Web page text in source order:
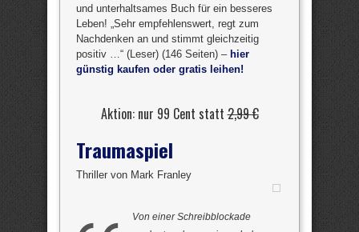
und unterhaltsames Buch für ein besseres
Leben! „Sehr empfehlenswert, regt zum
Nachdenken an und stimmt gleichzeitig
positiv …“ (Leser) (146 Seiten) – hier
günstig kaufen oder gratis leihen!
Aktion: nur 99 Cent statt2,99 €
Traumaspiel
Thriller von Mark Franley
Von einer Schreibblockade